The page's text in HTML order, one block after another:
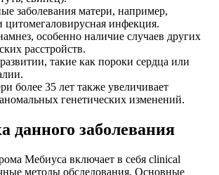
заболевания матери, например,
цитомегаловирусная инфекция.
особенно наличие случаев других
расстройств.
такие как пороки сердца или
более 35 лет также увеличивает
генетических изменений.
данного заболевания
Мебиуса включает в себя clinical
методы обследования. Основные